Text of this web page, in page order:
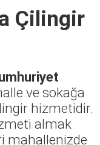
Çilingir
ve sokağa
hizmetidir.
almak
mahallenizde